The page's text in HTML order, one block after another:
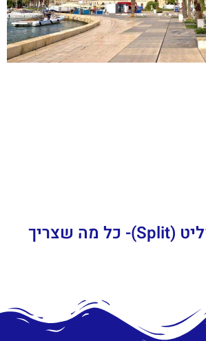
מזג אוויר בספליט (Split)- כל מה שצריך